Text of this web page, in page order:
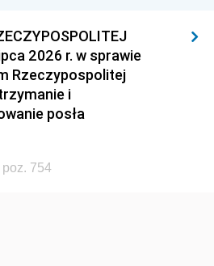
2026 r. w sprawie
Rzeczypospolitej
i
posła
754